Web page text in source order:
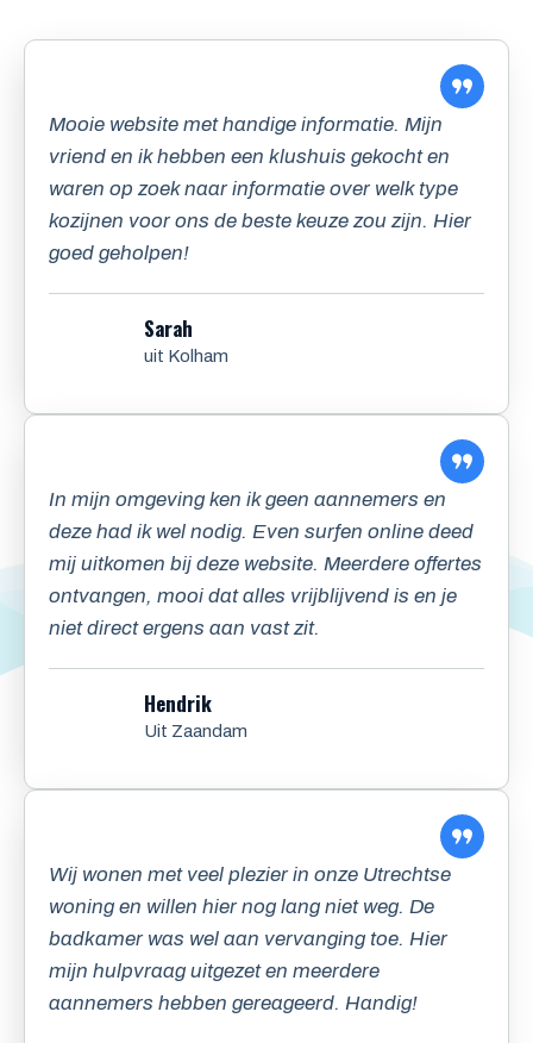
Mooie website met handige informatie. Mijn
vriend en ik hebben een klushuis gekocht en
waren op zoek naar informatie over welk type
kozijnen voor ons de beste keuze zou zijn. Hier
goed geholpen!
Sarah
uit Kolham
In mijn omgeving ken ik geen aannemers en
deze had ik wel nodig. Even surfen online deed
mij uitkomen bij deze website. Meerdere offertes
ontvangen, mooi dat alles vrijblijvend is en je
niet direct ergens aan vast zit.
Hendrik
Uit Zaandam
Wij wonen met veel plezier in onze Utrechtse
woning en willen hier nog lang niet weg. De
badkamer was wel aan vervanging toe. Hier
mijn hulpvraag uitgezet en meerdere
aannemers hebben gereageerd. Handig!